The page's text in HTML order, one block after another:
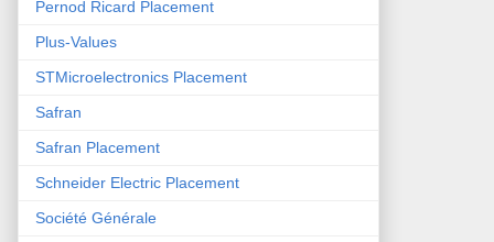
Pernod Ricard Placement
Plus-Values
STMicroelectronics Placement
Safran
Safran Placement
Schneider Electric Placement
Société Générale